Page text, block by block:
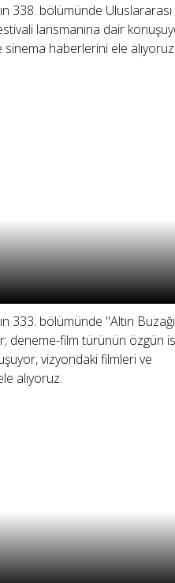
338. bölümünde Uluslararası
lansmanına dair
haberlerini ele alıyoruz.
333. bölümünde "Altın
deneme-film türünün özgün
vizyondaki filmleri ve
alıyoruz.